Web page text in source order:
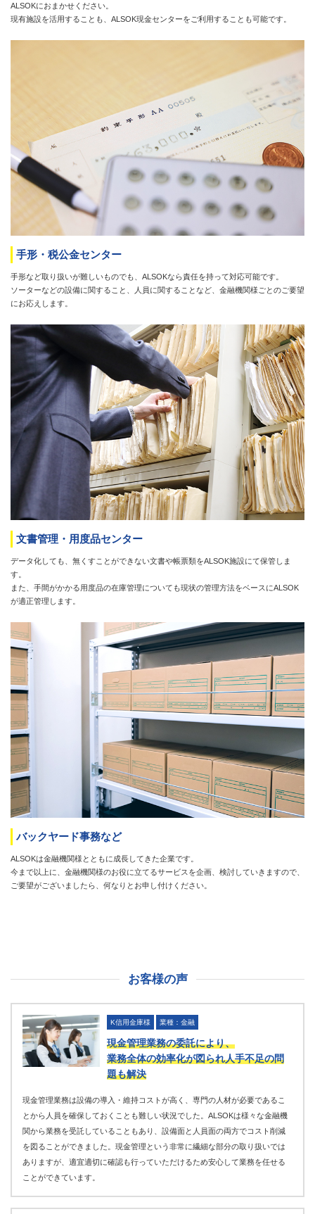
ALSOKにおまかせください。
現有施設を活用することも、ALSOK現金センターをご利用することも可能です。
手形・税公金センター
手形など取り扱いが難しいものでも、ALSOKなら責任を持って対応可能です。
ソーターなどの設備に関すること、人員に関することなど、金融機関様ごとのご要望
にお応えします。
文書管理・用度品センター
データ化しても、無くすことができない文書や帳票類をALSOK施設にて保管しま
す。
また、手間がかかる用度品の在庫管理についても現状の管理方法をベースにALSOK
が適正管理します。
バックヤード事務など
ALSOKは金融機関様とともに成長してきた企業です。
今まで以上に、金融機関様のお役に立てるサービスを企画、検討していきますので、
ご要望がございましたら、何なりとお申し付けください。
お客様の声
K信用金庫様 業種：金融
現金管理業務の委託により、
業務全体の効率化が図られ人手不足の問
題も解決
現金管理業務は設備の導入・維持コストが高く、専門の人材が必要であるこ
とから人員を確保しておくことも難しい状況でした。ALSOKは様々な金融機
関から業務を受託していることもあり、設備面と人員面の両方でコスト削減
を図ることができました。現金管理という非常に繊細な部分の取り扱いでは
ありますが、適宜適切に確認も行っていただけるため安心して業務を任せる
ことができています。